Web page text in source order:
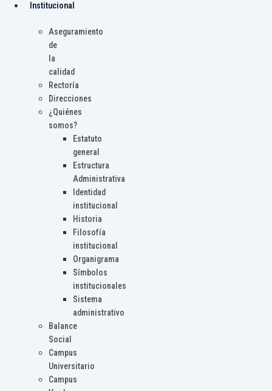
Institucional
Aseguramiento
de
la
calidad
Rectoría
Direcciones
¿Quiénes
somos?
Estatuto
general
Estructura
Administrativa
Identidad
institucional
Historia
Filosofía
institucional
Organigrama
Símbolos
institucionales
Sistema
administrativo
Balance
Social
Campus
Universitario
Campus